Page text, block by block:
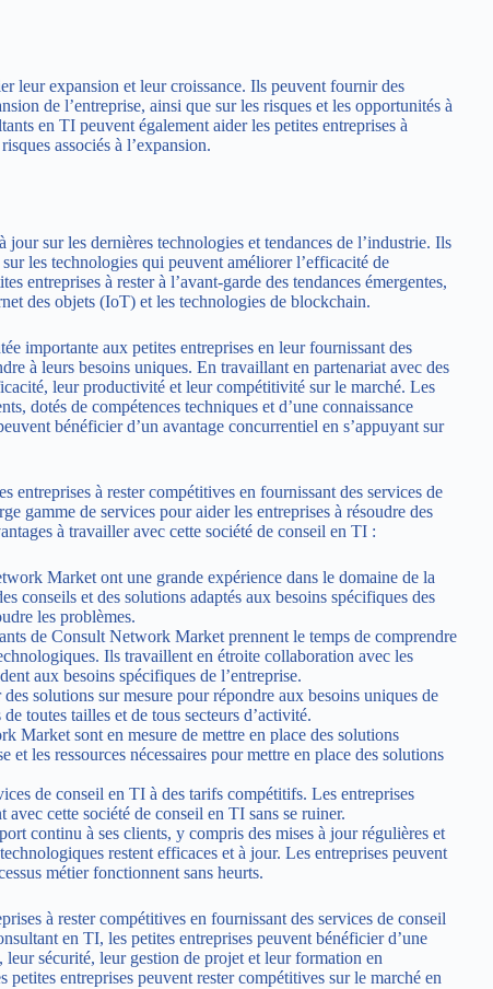
leur expansion et leur croissance. Ils peuvent fournir des
de l’entreprise, ainsi que sur les risques et les opportunités à
en TI peuvent également aider les petites entreprises à
associés à l’expansion.
sur les dernières technologies et tendances de l’industrie. Ils
les technologies qui peuvent améliorer l’efficacité de
entreprises à rester à l’avant-garde des tendances émergentes,
des objets (IoT) et les technologies de blockchain.
importante aux petites entreprises en leur fournissant des
à leurs besoins uniques. En travaillant en partenariat avec des
leur productivité et leur compétitivité sur le marché. Les
dotés de compétences techniques et d’une connaissance
bénéficier d’un avantage concurrentiel en s’appuyant sur
à rester compétitives en fournissant des services de
gamme de services pour aider les entreprises à résoudre des
à travailler avec cette société de conseil en TI :
Market ont une grande expérience dans le domaine de la
conseils et des solutions adaptés aux besoins spécifiques des
les problèmes.
de Consult Network Market prennent le temps de comprendre
Ils travaillent en étroite collaboration avec les
aux besoins spécifiques de l’entreprise.
solutions sur mesure pour répondre aux besoins uniques de
toutes tailles et de tous secteurs d’activité.
Market sont en mesure de mettre en place des solutions
les ressources nécessaires pour mettre en place des solutions
de conseil en TI à des tarifs compétitifs. Les entreprises
cette société de conseil en TI sans se ruiner.
continu à ses clients, y compris des mises à jour régulières et
restent efficaces et à jour. Les entreprises peuvent
métier fonctionnent sans heurts.
à rester compétitives en fournissant des services de conseil
en TI, les petites entreprises peuvent bénéficier d’une
sécurité, leur gestion de projet et leur formation en
entreprises peuvent rester compétitives sur le marché en